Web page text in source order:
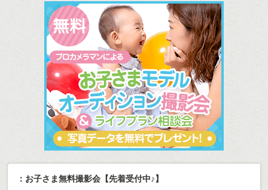
：お子さま無料撮影会【先着受付中♪】